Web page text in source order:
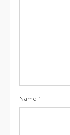
Name *